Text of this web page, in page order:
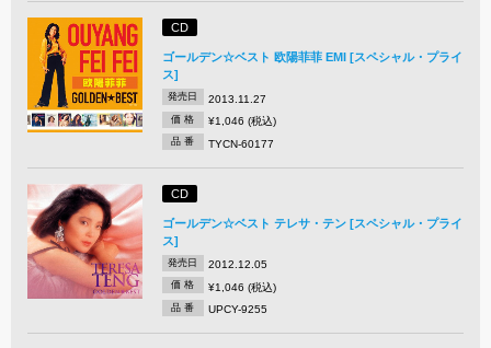
CD
ゴールデン☆ベスト 欧陽菲菲 EMI [スペシャル・プライ
ス]
発売日 2013.11.27
価 格 ¥1,046 (税込)
品 番 TYCN-60177
CD
ゴールデン☆ベスト テレサ・テン [スペシャル・プライ
ス]
発売日 2012.12.05
価 格 ¥1,046 (税込)
品 番 UPCY-9255